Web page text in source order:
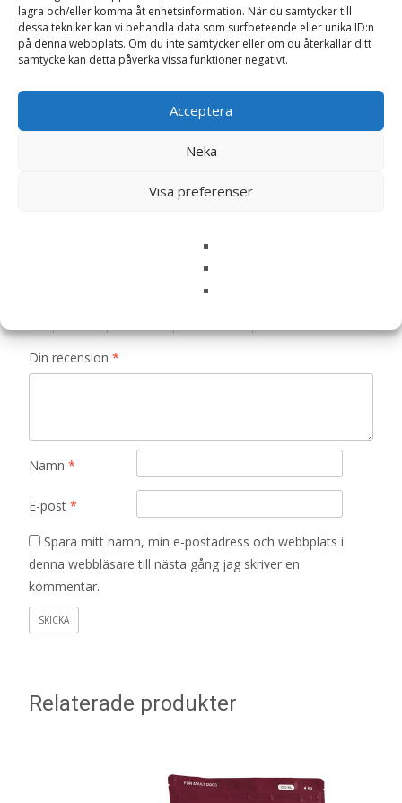
lagra och/eller komma åt enhetsinformation. När du samtycker till
dessa tekniker kan vi behandla data som surfbeteende eller unika ID:n
på denna webbplats. Om du inte samtycker eller om du återkallar ditt
samtycke kan detta påverka vissa funktioner negativt.
Acceptera
Neka
Visa preferenser
Recensioner (0)
Det finns inga recensioner än.
Bli först med att recensera ”Sensible
Din e-postadress kommer inte publiceras.
Din recension *
Namn *
E-post *
Spara mitt namn, min e-postadress och webbplats i
denna webbläsare till nästa gång jag skriver en
kommentar.
Relaterade produkter